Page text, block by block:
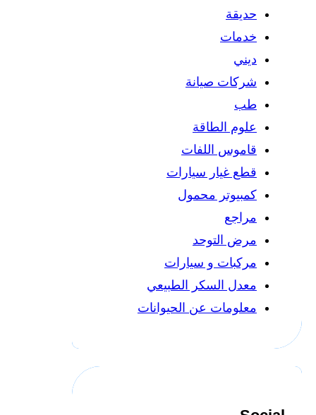
حديقة
خدمات
ديني
شركات صيانة
طب
علوم الطاقة
قاموس اللفات
قطع غيار سيارات
كمبيوتر محمول
مراجع
مرض التوحد
مركبات و سيارات
معدل السكر الطبيعي
معلومات عن الحيوانات